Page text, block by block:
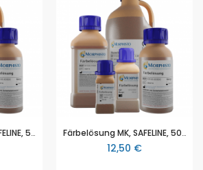
Färbelösung MKP, SAFELINE, 50ml, zur Verwendung in der Histologie und/oder Zytologie zum Färben von botanischen Proben Färbelösung MK, SAFELINE, 50ml, zur Verwendung in der Histologie und/oder Zytologie zum Färben von botanischen Proben
12,50 €